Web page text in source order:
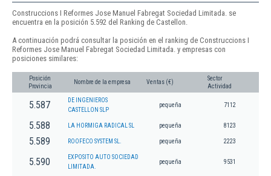
Construccions I Reformes Jose Manuel Fabregat Sociedad Limitada. se
encuentra en la posición 5.592 del Ranking de Castellon.
A continuación podrá consultar la posición en el ranking de Construccions I
Reformes Jose Manuel Fabregat Sociedad Limitada. y empresas con
posiciones similares:
Posición
Provincia
Nombre de la empresa Ventas (€)
Sector
Actividad
5.587
DE INGENIEROS
CASTELLON SLP
pequeña 7112
5.588 LA HORMIGA RADICAL SL pequeña 8123
5.589 ROOFECO SYSTEM SL. pequeña 2223
5.590
EXPOSITO AUTO SOCIEDAD
LIMITADA.
pequeña 9531